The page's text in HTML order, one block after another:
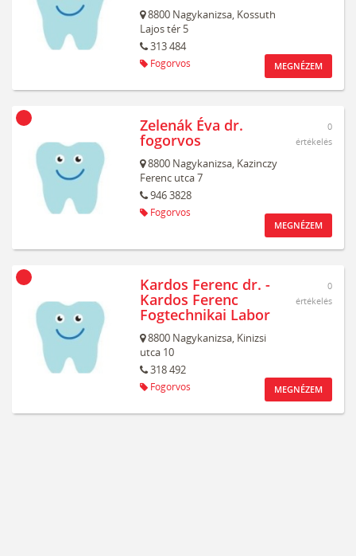
8800 Nagykanizsa, Kossuth
Lajos tér 5
313 484
Fogorvos MEGNÉZEM
Zelenák Éva dr.
fogorvos
8800 Nagykanizsa, Kazinczy
Ferenc utca 7
946 3828
Fogorvos
0
értékelés
MEGNÉZEM
Kardos Ferenc dr. -
Kardos Ferenc
Fogtechnikai Labor
8800 Nagykanizsa, Kinizsi
utca 10
318 492
Fogorvos
0
értékelés
MEGNÉZEM